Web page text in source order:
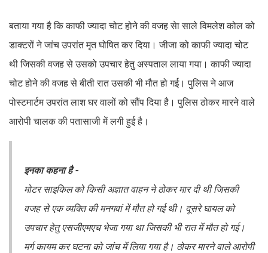
बताया गया है कि काफी ज्यादा चोट होने की वजह सेा साले विमलेश कोल को
डाक्टरों ने जांच उपरांत मृत घोषित कर दिया। जीजा को काफी ज्यादा चोट
थी जिसकी वजह से उसको उपचार हेतु अस्पताल लाया गया। काफी ज्यादा
चोट होने की वजह से बीती रात उसकी भी मौत हो गई। पुलिस ने आज
पोस्टमार्टम उपरांत लाश घर वालों को सौंप दिया है। पुलिस ठोकर मारने वाले
आरोपी चालक की पतासाजी में लगी हुई है।
इनका कहना है -
मोटर साइकिल को किसी अज्ञात वाहन ने ठोकर मार दी थी जिसकी
वजह से एक व्यक्ति की मनगवां में मौत हो गई थी। दूसरे घायल को
उपचार हेतु एसजीएमएच भेजा गया था जिसकी भी रात में मौत हो गई।
मर्ग कायम कर घटना को जांच में लिया गया है। ठोकर मारने वाले आरोपी